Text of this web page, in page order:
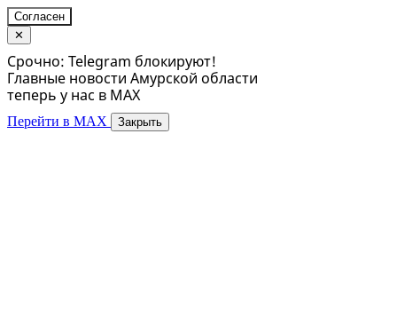
Согласен
✕
Срочно: Telegram блокируют!
Главные новости Амурской области
теперь у нас в MAX
Перейти в MAX Закрыть